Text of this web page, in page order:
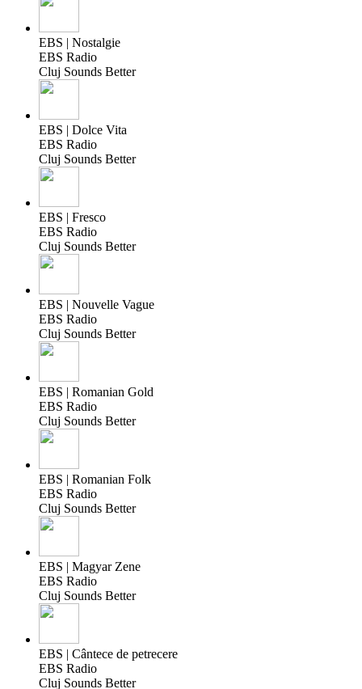
EBS | Nostalgie
EBS Radio
Cluj Sounds Better
EBS | Dolce Vita
EBS Radio
Cluj Sounds Better
EBS | Fresco
EBS Radio
Cluj Sounds Better
EBS | Nouvelle Vague
EBS Radio
Cluj Sounds Better
EBS | Romanian Gold
EBS Radio
Cluj Sounds Better
EBS | Romanian Folk
EBS Radio
Cluj Sounds Better
EBS | Magyar Zene
EBS Radio
Cluj Sounds Better
EBS | Cântece de petrecere
EBS Radio
Cluj Sounds Better